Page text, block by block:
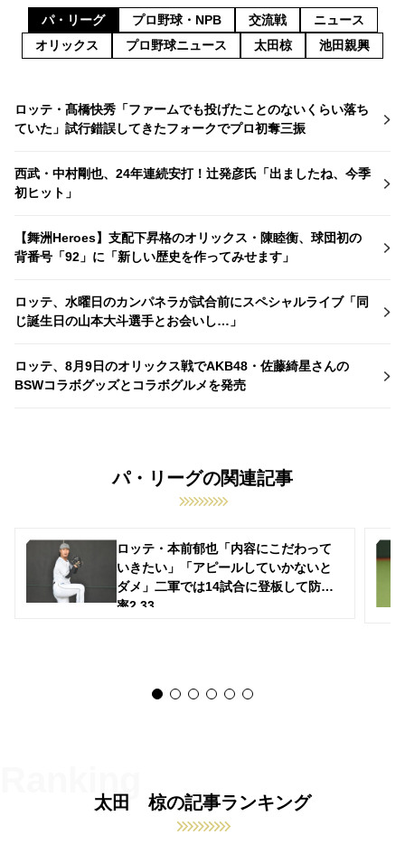
パ・リーグ プロ野球・NPB 交流戦
ニュース
オリックス
プロ野球ニュース 太田椋 池田親興
ロッテ・髙橋快秀「ファームでも投げたことのないくらい落ち
ていた」試行錯誤してきたフォークでプロ初奪三振
西武・中村剛也、24年連続安打！辻発彦氏「出ましたね、今季
初ヒット」
【舞洲Heroes】支配下昇格のオリックス・陳睦衡、球団初の
背番号「92」に「新しい歴史を作ってみせます」
ロッテ、水曜日のカンパネラが試合前にスペシャルライブ「同
じ誕生日の山本大斗選手とお会いし…」
ロッテ、8月9日のオリックス戦でAKB48・佐藤綺星さんの
BSWコラボグッズとコラボグルメを発売
パ・リーグの関連記事
ロッテ・本前郁也「内容にこだわって
いきたい」「アピールしていかないと
ダメ」二軍では14試合に登板して防御
率2.33
太田 椋の記事ランキング